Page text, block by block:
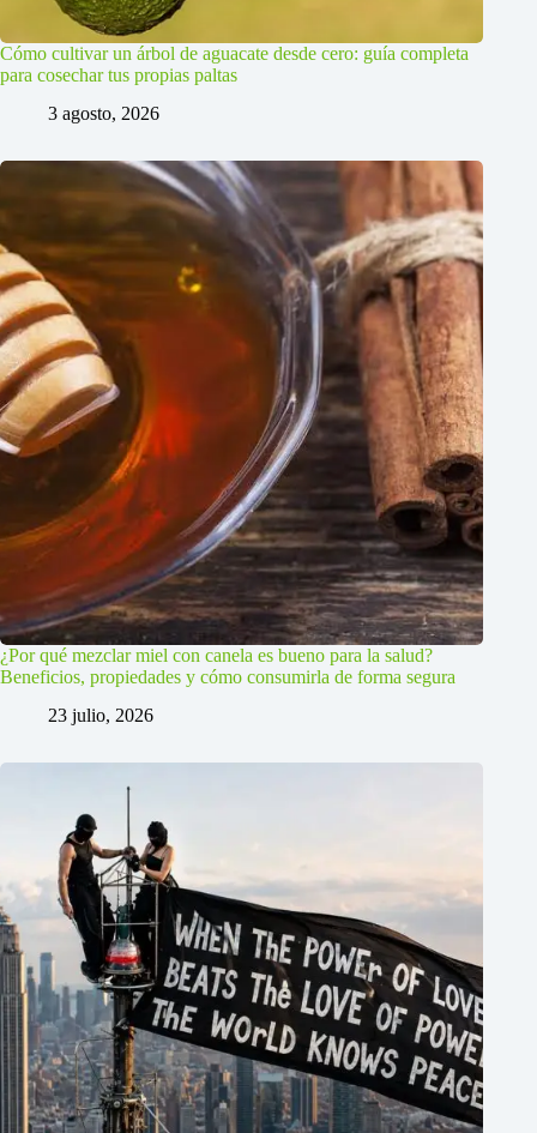
Cómo cultivar un árbol de aguacate desde cero: guía completa
para cosechar tus propias paltas
3 agosto, 2026
¿Por qué mezclar miel con canela es bueno para la salud?
Beneficios, propiedades y cómo consumirla de forma segura
23 julio, 2026